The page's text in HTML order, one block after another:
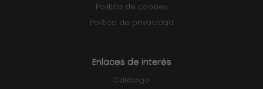
Política de cookies
Política de privacidad
Enlaces de interés
Catálogo